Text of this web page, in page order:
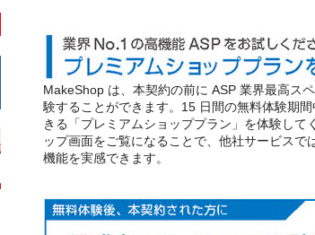
MakeShop は、本契約の前に ASP 業界最高ス
験することができます。15 日間の無料体験期
きる「プレミアムショッププラン」を体験して
ップ画面をご覧になることで、他社サービス
機能を実感できます。